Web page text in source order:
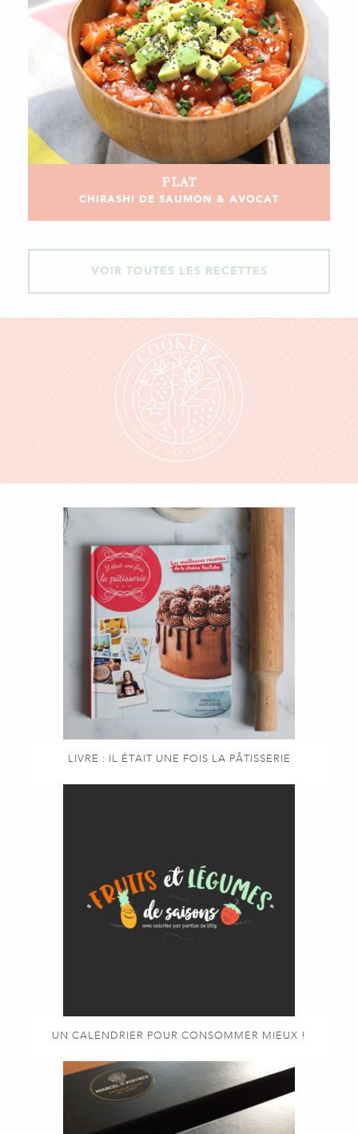
PLAT
CHIRASHI DE SAUMON & AVOCAT
VOIR TOUTES LES RECETTES
LIVRE : IL ÉTAIT UNE FOIS LA PÂTISSERIE
UN CALENDRIER POUR CONSOMMER MIEUX !